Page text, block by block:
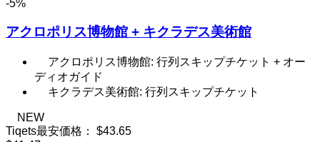
-5%
アクロポリス博物館 + キクラデス美術館
アクロポリス博物館: 行列スキップチケット + オー
ディオガイド
キクラデス美術館: 行列スキップチケット
NEW
Tiqets最安価格：
$43.65